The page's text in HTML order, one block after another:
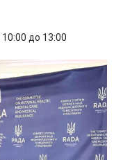
до 13:00